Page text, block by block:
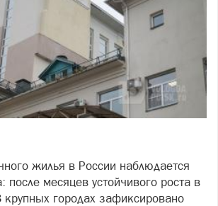
жилья в России наблюдается
после месяцев устойчивого роста в
городах зафиксировано